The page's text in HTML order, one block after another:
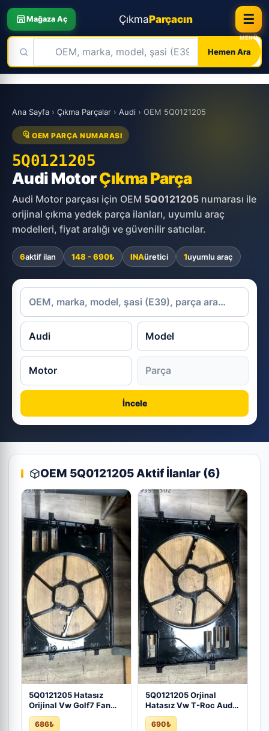
Mağaza Aç ÇıkmaParçacın
Hemen Ara
☰
Skip
content
Ana Sayfa › Çıkma Parçalar › Audi › OEM 5Q0121205
OEM PARÇA NUMARASI
5Q0121205
Audi MotorÇıkma Parça
Audi Motor parçası için OEM 5Q0121205 numarası ile
orijinal çıkma yedek parça ilanları, uyumlu araç
modelleri, fiyat aralığı ve güvenilir satıcılar.
6aktif ilan 148 - 690₺ INAüretici 1uyumlu araç
İncele
OEM 5Q0121205 Aktif İlanlar (6)
5Q0121205 Hatasız
Orijinal Vw Golf7 Fan
Davlumbazı - Çıkma
İzmir
686₺
5Q0121205 Orjinal
Hatasız Vw T-Roc Audi
A3 Q2 Fan Davlumbazı -
Çıkma İzmir
690₺